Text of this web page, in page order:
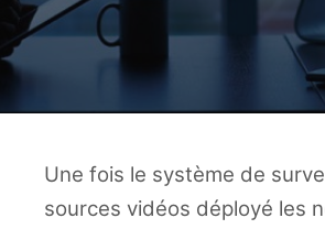
Une fois le système de
sources vidéos déployé les